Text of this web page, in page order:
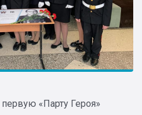
«Парту Героя»